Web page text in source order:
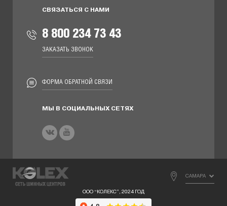
СВЯЗАТЬСЯ С НАМИ
8 800 234 73 43
ЗАКАЗАТЬ ЗВОНОК
ФОРМА ОБРАТНОЙ СВЯЗИ
МЫ В СОЦИАЛЬНЫХ СЕТЯХ
САМАРА
ООО “КОЛЕКС”, 2024 ГОД